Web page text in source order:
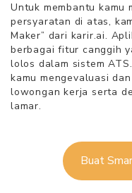
Untuk membantu kamu
persyaratan di atas,
Maker” dari karir.ai.
berbagai fitur canggih
lolos dalam sistem
kamu mengevaluasi
lowongan kerja serta
lamar.
Buat